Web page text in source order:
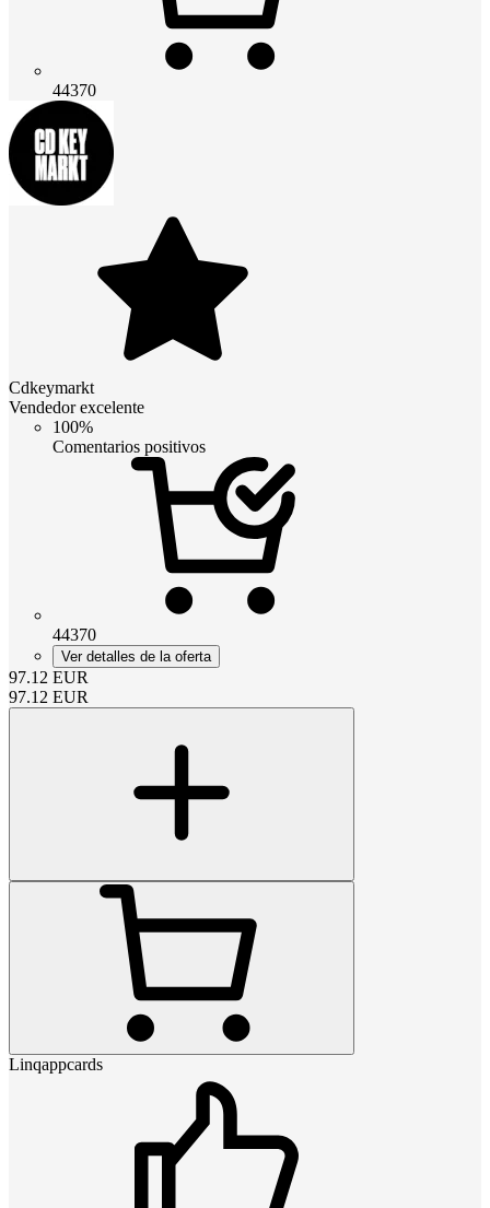
44370
Cdkeymarkt
Vendedor excelente
100%
Comentarios positivos
44370
Ver detalles de la oferta
97.12 EUR
97.12 EUR
Linqappcards